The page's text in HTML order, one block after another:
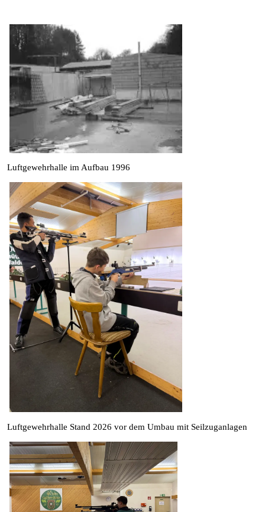
Luftgewehrhalle im Aufbau 1996
Luftgewehrhalle Stand 2026 vor dem Umbau mit Seilzuganlagen